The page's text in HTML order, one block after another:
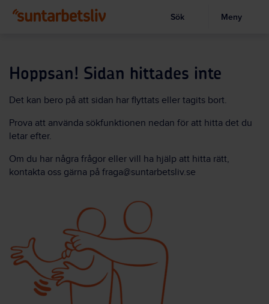
huvudinnehållet
Visa sökruta
Sök Meny
Hoppsan! Sidan hittades inte
Det kan bero på att sidan har flyttats eller tagits bort.
Prova att använda sökfunktionen nedan för att hitta det du
letar efter.
Om du har några frågor eller vill ha hjälp att hitta rätt,
kontakta oss gärna på fraga@suntarbetsliv.se